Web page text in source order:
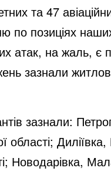
та 47
по позиціях
атак, на жаль, є
зазнали
зазнали:
області;
Новодарівка,